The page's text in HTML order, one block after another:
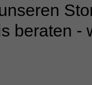
beraten -